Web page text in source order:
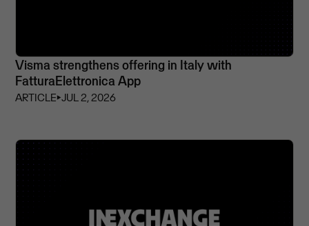
Visma strengthens offering in Italy with
FatturaElettronica App
ARTICLE⏵JUL 2, 2026